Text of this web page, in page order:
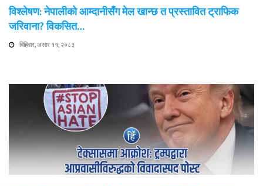
विश्लेषण: नेपालीको आम्दानीसँग मेल खान्छ त प्रस्तावित ट्राफिक
जरिवाना? विकसित…
बिहिवार, असार ११, २०८३